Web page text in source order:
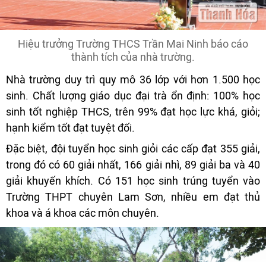
Hiệu trưởng Trường THCS Trần Mai Ninh báo cáo
thành tích của nhà trường.
Nhà trường duy trì quy mô 36 lớp với hơn 1.500 học
sinh. Chất lượng giáo dục đại trà ổn định: 100% học
sinh tốt nghiệp THCS, trên 99% đạt học lực khá, giỏi;
hạnh kiểm tốt đạt tuyệt đối.
Đặc biệt, đội tuyển học sinh giỏi các cấp đạt 355 giải,
trong đó có 60 giải nhất, 166 giải nhì, 89 giải ba và 40
giải khuyến khích. Có 151 học sinh trúng tuyển vào
Trường THPT chuyên Lam Sơn, nhiều em đạt thủ
khoa và á khoa các môn chuyên.